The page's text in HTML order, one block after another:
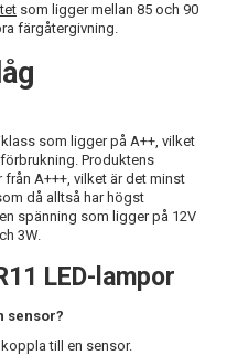
som ligger mellan 85 och 90
färgåtergivning.
som ligger på A++, vilket
Produktens
A+++, vilket är det minst
då alltså har högst
spänning som ligger på 12V
3W.
LED-lampor
sensor?
till en sensor.